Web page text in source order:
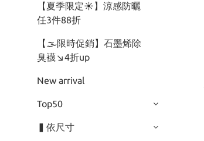
【夏季限定☀】涼感防曬
任3件88折
【🌫️限時促銷】石墨烯除
臭襪↘︎4折up
New arrival
Top50
▍依尺寸